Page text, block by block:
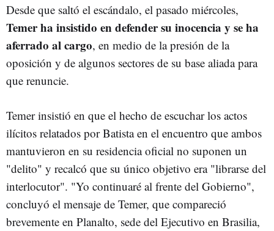
Desde que saltó el escándalo, el pasado miércoles,
Temer ha insistido en defender su inocencia y se ha
aferrado al cargo, en medio de la presión de la
oposición y de algunos sectores de su base aliada para
que renuncie.
Temer insistió en que el hecho de escuchar los actos
ilícitos relatados por Batista en el encuentro que ambos
mantuvieron en su residencia oficial no suponen un
"delito" y recalcó que su único objetivo era "librarse del
interlocutor". "Yo continuaré al frente del Gobierno",
concluyó el mensaje de Temer, que compareció
brevemente en Planalto, sede del Ejecutivo en Brasilia,